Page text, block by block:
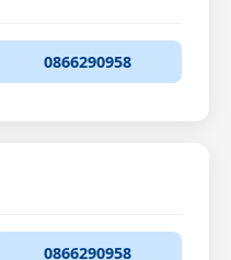
0866290958
0866290958